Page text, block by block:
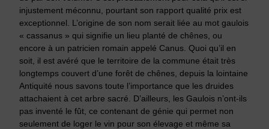
injustement méconnu, pourtant son rapport qualité prix est
exceptionnel. L’origine de son nom serait liée au mot gaulois
« cassanus » qui signifie un lieu planté de chênes, ou
encore à un patricien romain appelé Canus. Quoi qu’il en
soit, il est avéré que le territoire de la commune était très
longtemps couvert d’une forêt de chênes, depuis la lointaine
Antiquité nous savons toute l’importance que les druides
attachaient à cet arbre sacré. D’ailleurs, les Gaulois n’ont-ils
pas inventé le fût, ce contenant de génie qui permet non
seulement de loger le vin pour son élevage et même sa